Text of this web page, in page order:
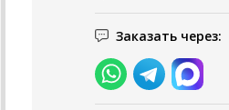
Заказать через: